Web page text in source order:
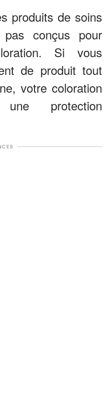
produits de soins
conçus pour
Si vous
de produit tout
votre coloration
protection